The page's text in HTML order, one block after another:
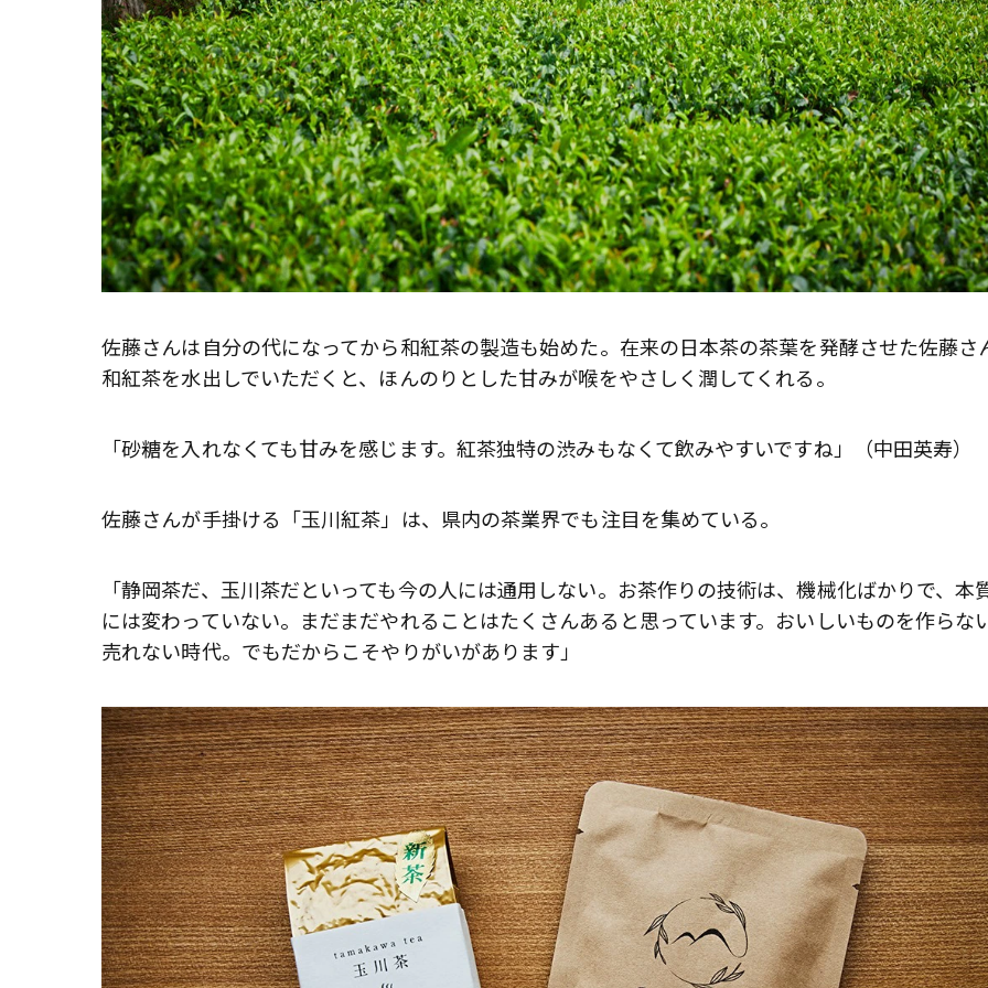
佐藤さんは自分の代になってから和紅茶の製造も始めた。在来の日本茶の茶葉を発酵させた佐藤さ
和紅茶を水出しでいただくと、ほんのりとした甘みが喉をやさしく潤してくれる。
「砂糖を入れなくても甘みを感じます。紅茶独特の渋みもなくて飲みやすいですね」（中田英寿）
佐藤さんが手掛ける「玉川紅茶」は、県内の茶業界でも注目を集めている。
「静岡茶だ、玉川茶だといっても今の人には通用しない。お茶作りの技術は、機械化ばかりで、本
には変わっていない。まだまだやれることはたくさんあると思っています。おいしいものを作らな
売れない時代。でもだからこそやりがいがあります」